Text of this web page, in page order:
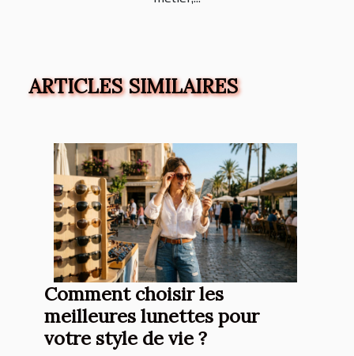
ARTICLES SIMILAIRES
Comment choisir les
meilleures lunettes pour
votre style de vie ?